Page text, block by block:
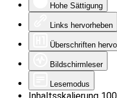
Hohe Sättigung
Links hervorheben
Überschriften
Bildschirmleser
Lesemodus